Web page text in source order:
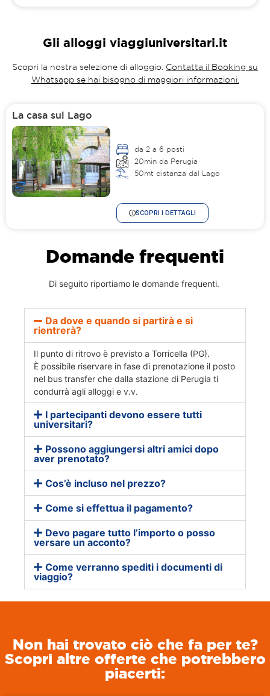
Gli alloggi viaggiuniversitari.it
Scopri la nostra selezione di alloggio. Contatta il Booking su
Whatsapp se hai bisogno di maggiori informazioni.
La casa sul Lago
da 2 a 6 posti
20min da Perugia
50mt distanza dal Lago
SCOPRI I DETTAGLI
Domande frequenti
Di seguito riportiamo le domande frequenti.
Da dove e quando si partirà e si
rientrerà?
Il punto di ritrovo è previsto a Torricella (PG).
È possibile riservare in fase di prenotazione il posto
nel bus transfer che dalla stazione di Perugia ti
condurrà agli alloggi e v.v.
I partecipanti devono essere tutti
universitari?
Possono aggiungersi altri amici dopo
aver prenotato?
Cos’è incluso nel prezzo?
Come si effettua il pagamento?
Devo pagare tutto l’importo o posso
versare un acconto?
Come verranno spediti i documenti di
viaggio?
Non hai trovato ciò che fa per te?
Scopri altre offerte che potrebbero
piacerti: